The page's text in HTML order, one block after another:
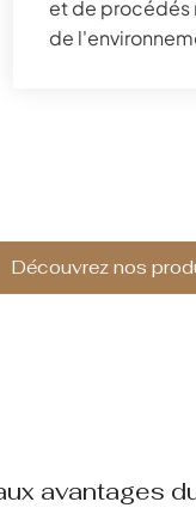
et de procédés
de
Découvrez nos
avantages